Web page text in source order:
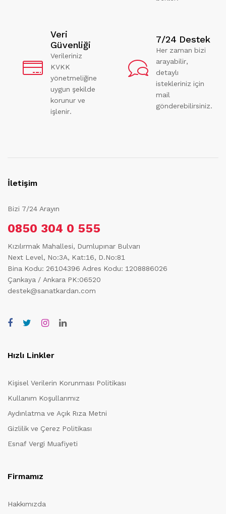
Veri
Güvenliği
Verileriniz
KVKK
yönetmeliğine
uygun şekilde
korunur ve
işlenir.
7/24 Destek
Her zaman bizi
arayabilir,
detaylı
istekleriniz için
mail
gönderebilirsiniz.
İletişim
Bizi 7/24 Arayın
0850 304 0 555
Kızılırmak Mahallesi, Dumlupınar Bulvarı
Next Level, No:3A, Kat:16, D.No:81
Bina Kodu: 26104396 Adres Kodu: 1208886026
Çankaya / Ankara PK:06520
destek@sanatkardan.com
Hızlı Linkler
Kişisel Verilerin Korunması Politikası
Kullanım Koşullarımız
Aydınlatma ve Açık Rıza Metni
Gizlilik ve Çerez Politikası
Esnaf Vergi Muafiyeti
Firmamız
Hakkımızda